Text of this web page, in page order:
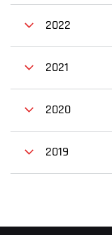
2022
2021
2020
2019